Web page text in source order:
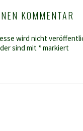
KOMMENTAR
wird nicht
sind mit *markiert